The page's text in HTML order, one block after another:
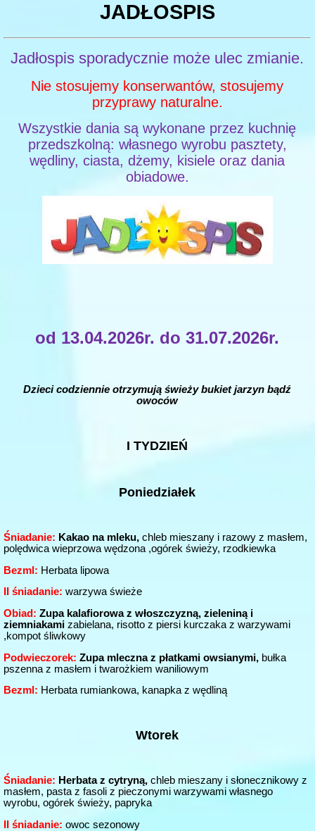
JADŁOSPIS
Jadłospis sporadycznie może ulec zmianie.
Nie stosujemy konserwantów, stosujemy
przyprawy naturalne.
Wszystkie dania są wykonane przez kuchnię
przedszkolną: własnego wyrobu pasztety,
wędliny, ciasta, dżemy, kisiele oraz dania
obiadowe.
od 13.04.2026r. do 31.07.2026r.
Dzieci codziennie otrzymują świeży bukiet jarzyn bądź
owoców
I TYDZIEŃ
Poniedziałek
Śniadanie: Kakao na mleku, chleb mieszany i razowy z masłem,
polędwica wieprzowa wędzona ,ogórek świeży, rzodkiewka
Bezml: Herbata lipowa
II śniadanie: warzywa świeże
Obiad: Zupa kalafiorowa z włoszczyzną, zieleniną i
ziemniakami zabielana, risotto z piersi kurczaka z warzywami
,kompot śliwkowy
Podwieczorek: Zupa mleczna z płatkami owsianymi, bułka
pszenna z masłem i twarożkiem waniliowym
Bezml: Herbata rumiankowa, kanapka z wędliną
Wtorek
Śniadanie: Herbata z cytryną, chleb mieszany i słonecznikowy z
masłem, pasta z fasoli z pieczonymi warzywami własnego
wyrobu, ogórek świeży, papryka
II śniadanie: owoc sezonowy